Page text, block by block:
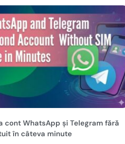
cont WhatsApp și Telegram fără
în câteva minute